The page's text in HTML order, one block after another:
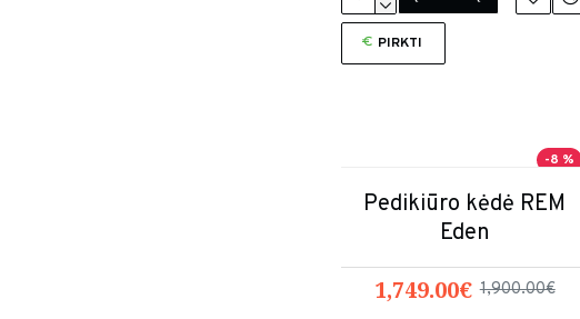
PIRKTI
-8 %
Pedikiūro kėdė REM
Eden
1,749.00€ 1,900.00€